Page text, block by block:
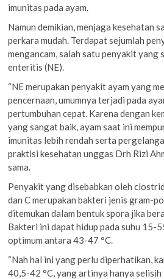
imunitas pada ayam.
Namun demikian, menjaga kesehatan
perkara mudah. Terdapat sejumlah
mengancam, salah satu penyakit yang
enteritis (NE).
“NE merupakan penyakit ayam yang
pencernaan, umumnya terjadi pada
pertumbuhan cepat. Karena dengan
yang sangat baik, ayam saat ini
imunitas lebih rendah serta
praktisi kesehatan unggas Drh Rizi
sama.
Penyakit yang disebabkan oleh
dan C merupakan bakteri jenis gram-
ditemukan dalam bentuk spora jika
Bakteri ini dapat hidup pada suhu 15-
optimum antara 43-47 °C.
“Nah hal ini yang perlu diperhatikan,
40,5-42 °C, yang artinya hanya selisih